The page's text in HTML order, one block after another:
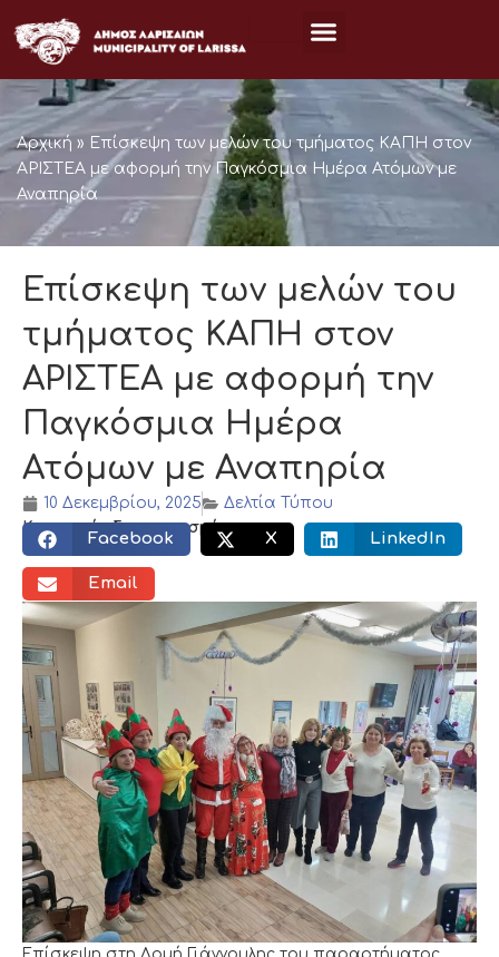
στο
περιεχόμενο
Αρχική » Επίσκεψη των μελών του τμήματος ΚΑΠΗ στον
ΑΡΙΣΤΕΑ με αφορμή την Παγκόσμια Ημέρα Ατόμων με
Αναπηρία
Επίσκεψη των μελών του
τμήματος ΚΑΠΗ στον
ΑΡΙΣΤΕΑ με αφορμή την
Παγκόσμια Ημέρα
Ατόμων με Αναπηρία
10 Δεκεμβρίου, 2025
Δελτία Τύπου
Κοινωνικός διαμοιρασμός:
Facebook X LinkedIn
Email